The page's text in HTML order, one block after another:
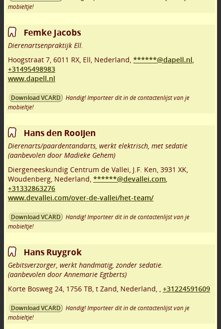
mobieltje!
Femke Jacobs
Dierenartsenpraktijk Ell.
Hoogstraat 7 6011 RX Ell Nederland, ******@dapell.nl
+31495498983
www.dapell.nl
Download VCARD
Handig! Importeer dit in de contactenlijst van je
mobieltje!
Hans den Rooijen
Dierenarts/paardentandarts, werkt elektrisch, met sedatie
(aanbevolen door Madieke Gehem)
Diergeneeskundig Centrum de Vallei, J.F. Ken 3931 XK
Woudenberg Nederland, ******@devallei.com
+31332863276
www.devallei.com/over-de-vallei/het-team/
Download VCARD
Handig! Importeer dit in de contactenlijst van je
mobieltje!
Hans Ruygrok
Gebitsverzorger, werkt handmatig, zonder sedatie.
(aanbevolen door Annemarie Egtberts)
Korte Bosweg 24 1756 TB t Zand Nederland, +31224591609
Download VCARD
Handig! Importeer dit in de contactenlijst van je
mobieltje!